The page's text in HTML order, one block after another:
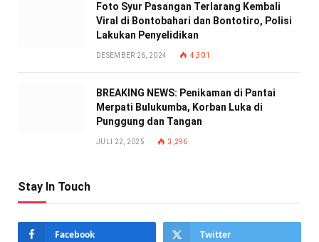
Foto Syur Pasangan Terlarang Kembali
Viral di Bontobahari dan Bontotiro, Polisi
Lakukan Penyelidikan
DESEMBER 26, 2024 4,301
BREAKING NEWS: Penikaman di Pantai
Merpati Bulukumba, Korban Luka di
Punggung dan Tangan
JULI 22, 2025 3,296
Stay In Touch
Facebook Twitter